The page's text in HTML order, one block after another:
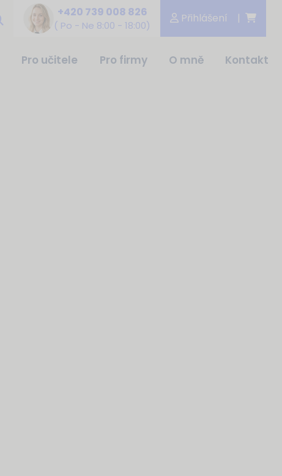
+420 739 008 826
( Po - Ne 8:00 - 18:00) Přihlášení |
Pro učitele Pro firmy O mně Kontakt